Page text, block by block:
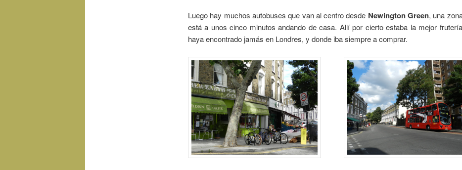
Luego hay muchos autobuses que van al centro desde Newington Green, una
está a unos cinco minutos andando de casa. Allí por cierto estaba la mejor
haya encontrado jamás en Londres, y donde iba siempre a comprar.